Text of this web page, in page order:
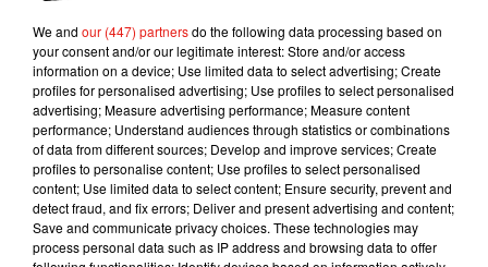
leLatino Show. Une interview à retrouver en
intégralité ce vendredi soir dans la « Révolucion
reggaeton » !
We and our (447) partnersdo the following data processing based on
your consent and/or our legitimate interest: Store and/or access
information on a device; Use limited data to select advertising; Create
profiles for personalised advertising; Use profiles to select personalised
advertising; Measure advertising performance; Measure content
performance; Understand audiences through statistics or combinations
of data from different sources; Develop and improve services; Create
profiles to personalise content; Use profiles to select personalised
content; Use limited data to select content; Ensure security, prevent and
detect fraud, and fix errors; Deliver and present advertising and content;
Save and communicate privacy choices. These technologies may
process personal data such as IP address and browsing data to offer